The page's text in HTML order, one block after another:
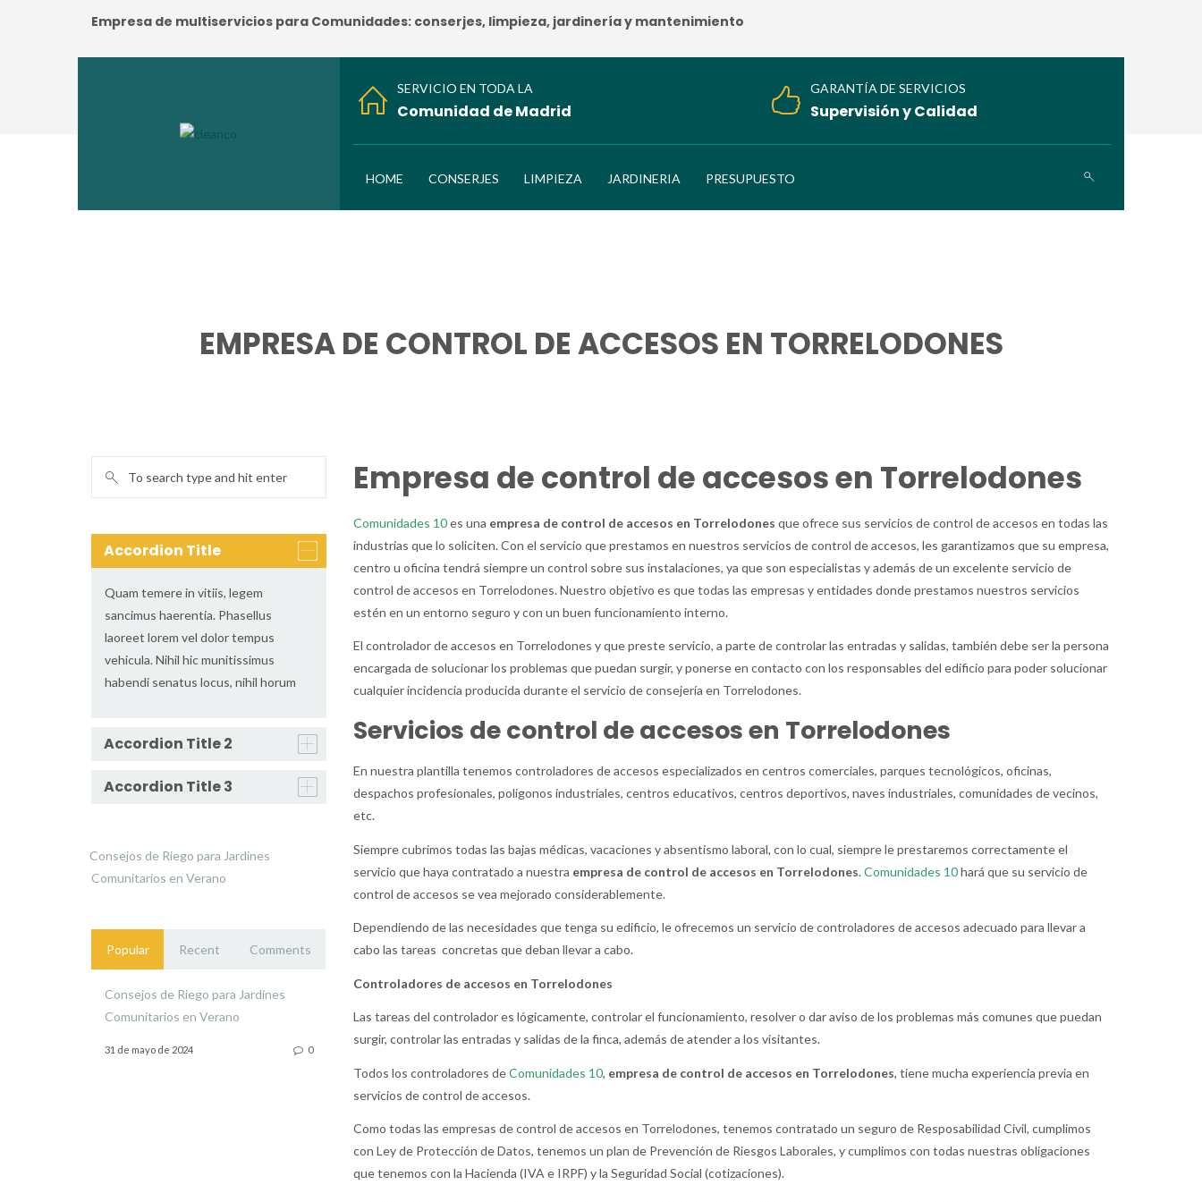
Empresa de multiservicios para Comunidades: conserjes, limpieza, jardinería y mantenimiento
SERVICIO EN TODA LA
Comunidad de Madrid
GARANTÍA DE SERVICIOS
Supervisión y Calidad
HOME CONSERJES LIMPIEZA JARDINERIA PRESUPUESTO
EMPRESA DE CONTROL DE ACCESOS EN TORRELODONES
Empresa de control de accesos en Torrelodones
Comunidades 10es una empresa de control de accesos en Torrelodones que ofrece sus servicios de control de accesos en todas las
industrias que lo soliciten. Con el servicio que prestamos en nuestros servicios de control de accesos, les garantizamos que su empresa,
centro u oficina tendrá siempre un control sobre sus instalaciones, ya que son especialistas y además de un excelente servicio de
control de accesos en Torrelodones. Nuestro objetivo es que todas las empresas y entidades donde prestamos nuestros servicios
estén en un entorno seguro y con un buen funcionamiento interno.
El controlador de accesos en Torrelodones y que preste servicio, a parte de controlar las entradas y salidas, también debe ser la persona
encargada de solucionar los problemas que puedan surgir, y ponerse en contacto con los responsables del edificio para poder solucionar
cualquier incidencia producida durante el servicio de consejería en Torrelodones.
Servicios de control de accesos en Torrelodones
En nuestra plantilla tenemos controladores de accesos especializados en centros comerciales, parques tecnológicos, oficinas,
despachos profesionales, poligonos industriales, centros educativos, centros deportivos, naves industriales, comunidades de vecinos,
etc.
Siempre cubrimos todas las bajas médicas, vacaciones y absentismo laboral, con lo cual, siempre le prestaremos correctamente el
servicio que haya contratado a nuestra empresa de control de accesos en Torrelodones.Comunidades 10hará que su servicio de
control de accesos se vea mejorado considerablemente.
Dependiendo de las necesidades que tenga su edificio, le ofrecemos un servicio de controladores de accesos adecuado para llevar a
cabo las tareas concretas que deban llevar a cabo.
Controladores de accesos en Torrelodones
Las tareas del controlador es lógicamente, controlar el funcionamiento, resolver o dar aviso de los problemas más comunes que puedan
surgir, controlar las entradas y salidas de la finca, además de atender a los visitantes.
Todos los controladores deComunidades 10, empresa de control de accesos en Torrelodones, tiene mucha experiencia previa en
servicios de control de accesos.
Como todas las empresas de control de accesos en Torrelodones, tenemos contratado un seguro de Resposabilidad Civil, cumplimos
con Ley de Protección de Datos, tenemos un plan de Prevención de Riesgos Laborales, y cumplimos con todas nuestras obligaciones
que tenemos con la Hacienda (IVA e IRPF) y la Seguridad Social (cotizaciones).
Accordion Title
Quam temere in vitiis, legem
sancimus haerentia. Phasellus
laoreet lorem vel dolor tempus
vehicula. Nihil hic munitissimus
habendi senatus locus, nihil horum
Accordion Title 2
Accordion Title 3
Consejos de Riego para Jardines
Comunitarios en Verano
Popular Recent Comments
Consejos de Riego para Jardines
Comunitarios en Verano
31 de mayo de 2024 0